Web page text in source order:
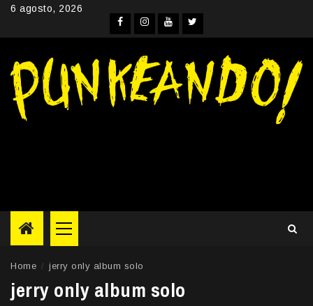
Skip6 agosto, 2026
Facebook
Instagram
YouTube
Twitter
Primary
Menu
Home jerry only album solo
jerry only album solo